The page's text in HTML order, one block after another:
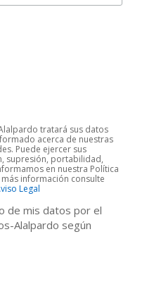
tratará sus datos
acerca de nuestras
Puede ejercer sus
supresión, portabilidad,
en nuestra Política
información consulte
Legal
de mis datos por el
Alalpardo según